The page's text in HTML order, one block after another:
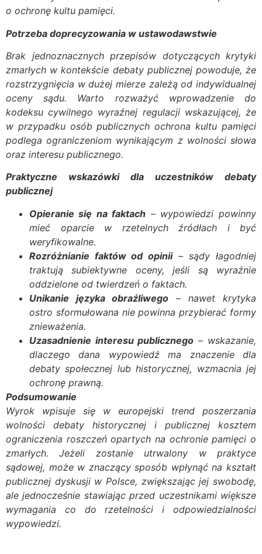
o ochronę kultu pamięci.
Potrzeba doprecyzowania w ustawodawstwie
Brak jednoznacznych przepisów dotyczących krytyki
zmarłych w kontekście debaty publicznej powoduje, że
rozstrzygnięcia w dużej mierze zależą od indywidualnej
oceny sądu. Warto rozważyć wprowadzenie do
kodeksu cywilnego wyraźnej regulacji wskazującej, że
w przypadku osób publicznych ochrona kultu pamięci
podlega ograniczeniom wynikającym z wolności słowa
oraz interesu publicznego.
Praktyczne wskazówki dla uczestników debaty
publicznej
Opieranie się na faktach – wypowiedzi powinny
mieć oparcie w rzetelnych źródłach i być
weryfikowalne.
Rozróżnianie faktów od opinii– sądy łagodniej
traktują subiektywne oceny, jeśli są wyraźnie
oddzielone od twierdzeń o faktach.
Unikanie języka obraźliwego – nawet krytyka
ostro sformułowana nie powinna przybierać formy
znieważenia.
Uzasadnienie interesu publicznego – wskazanie,
dlaczego dana wypowiedź ma znaczenie dla
debaty społecznej lub historycznej, wzmacnia jej
ochronę prawną.
Podsumowanie
Wyrok wpisuje się w europejski trend poszerzania
wolności debaty historycznej i publicznej kosztem
ograniczenia roszczeń opartych na ochronie pamięci o
zmarłych. Jeżeli zostanie utrwalony w praktyce
sądowej, może w znaczący sposób wpłynąć na kształt
publicznej dyskusji w Polsce, zwiększając jej swobodę,
ale jednocześnie stawiając przed uczestnikami większe
wymagania co do rzetelności i odpowiedzialności
wypowiedzi.